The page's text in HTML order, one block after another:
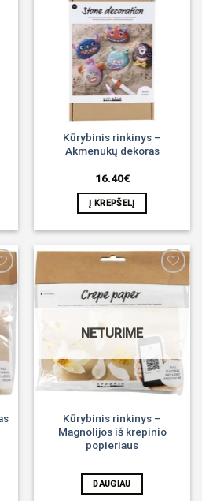
Kūrybinis rinkinys –
Akmenukų dekoras
16.40€
Į KREPŠELĮ
NETURIME
Kūrybinis rinkinys –
Magnolijos iš krepinio
popieriaus
DAUGIAU